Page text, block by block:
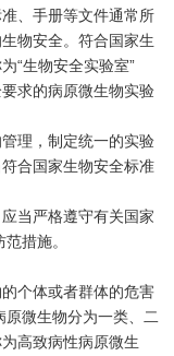
、手册等文件通常所
物安全。符合国家生
“生物安全实验室”
求的病原微生物实验
理，制定统一的实验
合国家生物安全标准
当严格遵守有关国家
措施。
个体或者群体的危害
微生物分为一类、二
高致病性病原微生